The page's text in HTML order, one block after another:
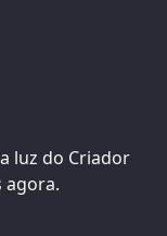
luz do Criador
agora.